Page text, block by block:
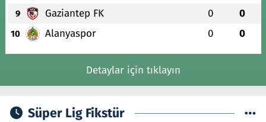
9 Gaziantep FK 0 0
10 Alanyaspor 0 0
Detaylar için tıklayın
Süper Lig Fikstür